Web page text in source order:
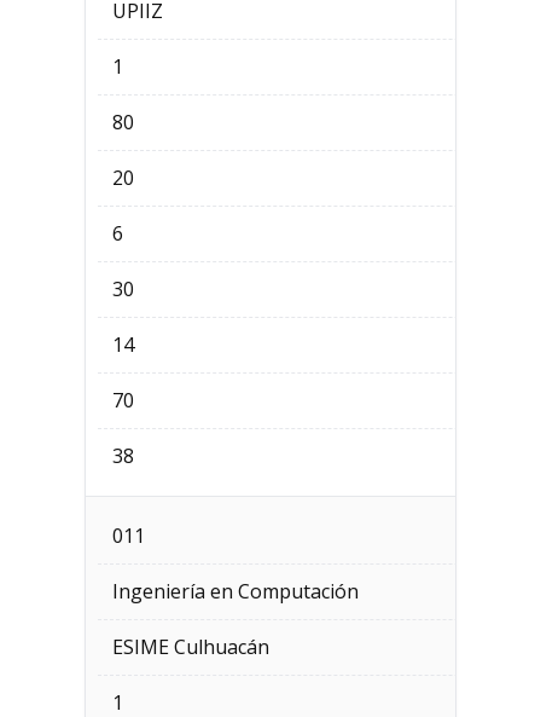
UPIIZ
1
80
20
6
30
14
70
38
011
Ingeniería en Computación
ESIME Culhuacán
1